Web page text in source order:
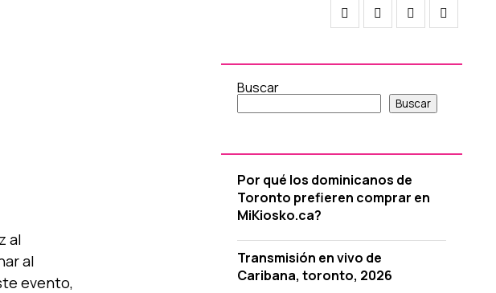
al
al
evento,
Buscar
Buscar
Por qué los dominicanos de
Toronto prefieren comprar en
MiKiosko.ca?
Transmisión en vivo de
Caribana, toronto, 2026